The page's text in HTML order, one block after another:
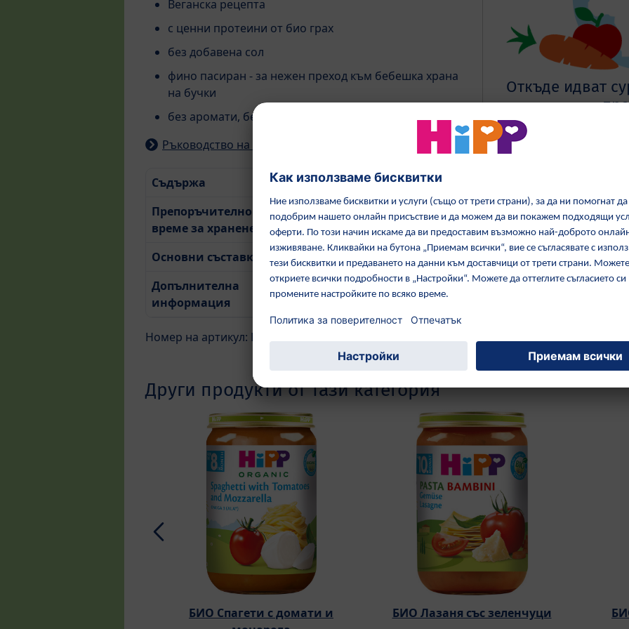
Веганска рецепта
с ценни протеини от био грах
без добавена сол
фино пасиран - за нежен преход към бебешка храна
на бучки
без аромати, без консерванти, без оцветители
Ръководство на HiPP за покупки в ЕС
Съдържа
190 гр.
Препоръчително
време за хранене
Обяд
Основни съставки
Морков, Грах, Домат
Допълнителна
информация
Виж етикета за повече
информация (PDF)
Номер на артикул: DA60500
Откъде идват
Изследвайте
Други продукти от тази категория
БИО Спагети с домати и
БИО Лазаня със зеленчуци